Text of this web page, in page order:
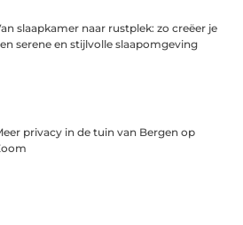
slaapkamer naar rustplek: zo creëer je
serene en stijlvolle slaapomgeving
privacy in de tuin van Bergen op